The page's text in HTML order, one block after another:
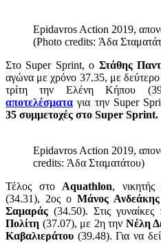
Epidavros Action 2019,
(Photo credits: Άδα
Στο Super Sprint, ο Στάθης
αγώνα με χρόνο 37.35, με
τρίτη την Ελένη Κήπου
αποτελέσματα για την Super
35 συμμετοχές στο Super Sprint.
Epidavros Action 2019,
credits: Άδα Σταματάτου)
Τέλος στο Aquathlon,
(34.31), 2ος οΜάνος Ανδεάκης
Σαμαράς (34.50). Στις
Πολίτη (37.07), με 2η την Νέλη
Καβαλιεράτου (39.48). Για να